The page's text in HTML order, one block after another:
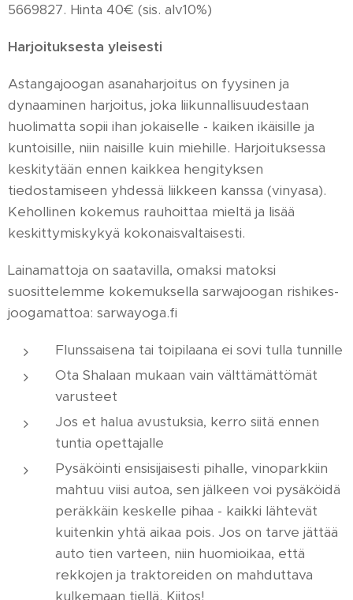
5669827. Hinta 40€ (sis. alv10%)
Harjoituksesta yleisesti
Astangajoogan asanaharjoitus on fyysinen ja
dynaaminen harjoitus, joka liikunnallisuudestaan
huolimatta sopii ihan jokaiselle - kaiken ikäisille ja
kuntoisille, niin naisille kuin miehille. Harjoituksessa
keskitytään ennen kaikkea hengityksen
tiedostamiseen yhdessä liikkeen kanssa (vinyasa).
Kehollinen kokemus rauhoittaa mieltä ja lisää
keskittymiskykyä kokonaisvaltaisesti.
Lainamattoja on saatavilla, omaksi matoksi
suosittelemme kokemuksella sarwajoogan rishikes-
joogamattoa: sarwayoga.fi
Flunssaisena tai toipilaana ei sovi tulla tunnille
Ota Shalaan mukaan vain välttämättömät
varusteet
Jos et halua avustuksia, kerro siitä ennen
tuntia opettajalle
Pysäköinti ensisijaisesti pihalle, vinoparkkiin
mahtuu viisi autoa, sen jälkeen voi pysäköidä
peräkkäin keskelle pihaa - kaikki lähtevät
kuitenkin yhtä aikaa pois. Jos on tarve jättää
auto tien varteen, niin huomioikaa, että
rekkojen ja traktoreiden on mahduttava
kulkemaan tiellä. Kiitos!